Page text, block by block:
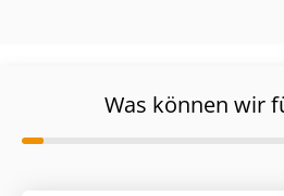
Was können wir